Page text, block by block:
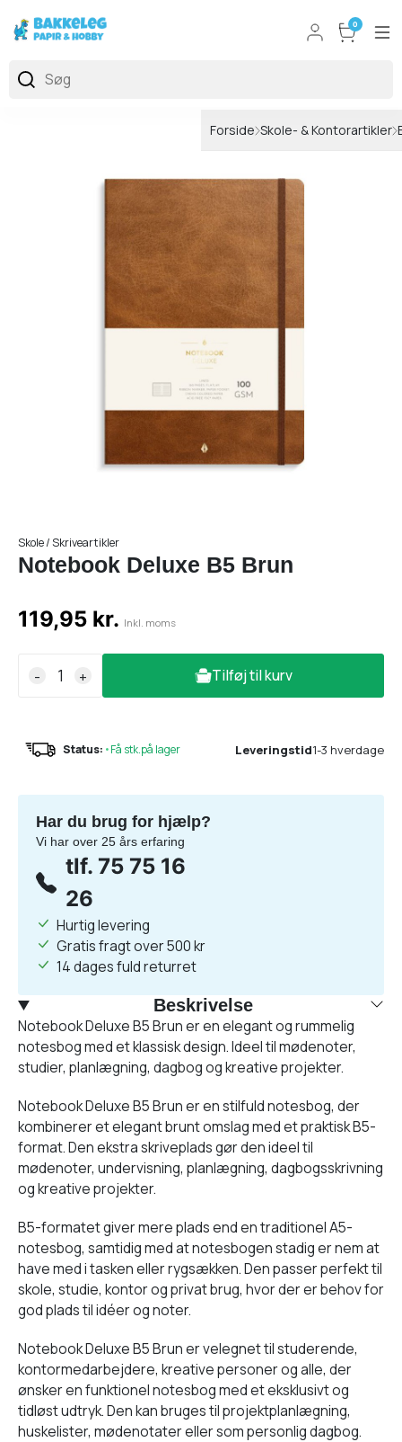
0
Forside Skole- & Kontorartikler
Skole / Skriveartikler
Notebook Deluxe B5 Brun
119,95 kr. Inkl. moms
- + Tilføj til kurv
Status: •Få stk.på lager Leveringstid1-3 hverdage
Har du brug for hjælp?
Vi har over 25 års erfaring
tlf. 75 75 16
26
Hurtig levering
Gratis fragt over 500 kr
14 dages fuld returret
Beskrivelse
Notebook Deluxe B5 Brun er en elegant og rummelig
notesbog med et klassisk design. Ideel til mødenoter,
studier, planlægning, dagbog og kreative projekter.
Notebook Deluxe B5 Brun er en stilfuld notesbog, der
kombinerer et elegant brunt omslag med et praktisk B5-
format. Den ekstra skriveplads gør den ideel til
mødenoter, undervisning, planlægning, dagbogsskrivning
og kreative projekter.
B5-formatet giver mere plads end en traditionel A5-
notesbog, samtidig med at notesbogen stadig er nem at
have med i tasken eller rygsækken. Den passer perfekt til
skole, studie, kontor og privat brug, hvor der er behov for
god plads til idéer og noter.
Notebook Deluxe B5 Brun er velegnet til studerende,
kontormedarbejdere, kreative personer og alle, der
ønsker en funktionel notesbog med et eksklusivt og
tidløst udtryk. Den kan bruges til projektplanlægning,
huskelister, mødenotater eller som personlig dagbog.